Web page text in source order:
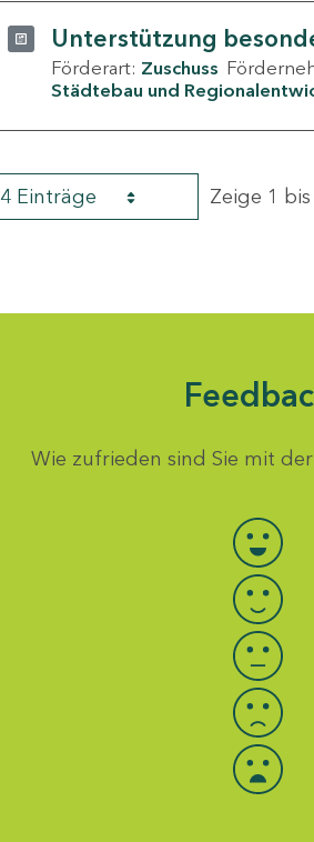
Unterstützung
Förderart: Zuschuss
Städtebau und
4 Einträge Zeige 1
Wie zufrieden sind Sie mit